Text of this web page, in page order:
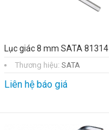
Lục giác 8 mm SATA 81314
Thương hiệu: SATA
Liên hệ báo giá